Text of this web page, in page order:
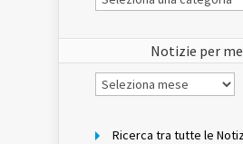
Notizie
Notizie per
Notizie
per
Ricerca tra tutte le